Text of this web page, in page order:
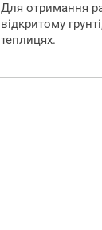
Для отримання
відкритому
теплицях.